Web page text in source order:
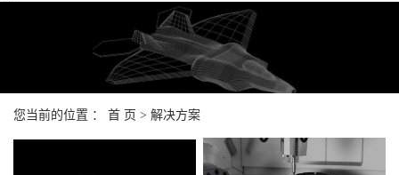
您当前的位置 ： 首 页 > 解决方案